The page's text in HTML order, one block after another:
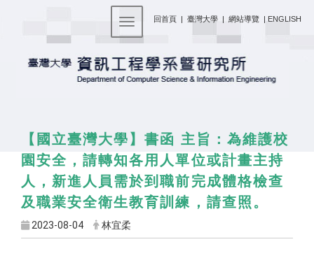
回首頁 | 臺灣大學 | 網站導覽 | ENGLISH
Toggle navigation
【國立臺灣大學】書函 主旨：為維護校
園安全，請轉知各用人單位或計畫主持
人，新進人員需於到職前完成體格檢查
及職業安全衛生教育訓練，請查照。
2023-08-04 林宜柔